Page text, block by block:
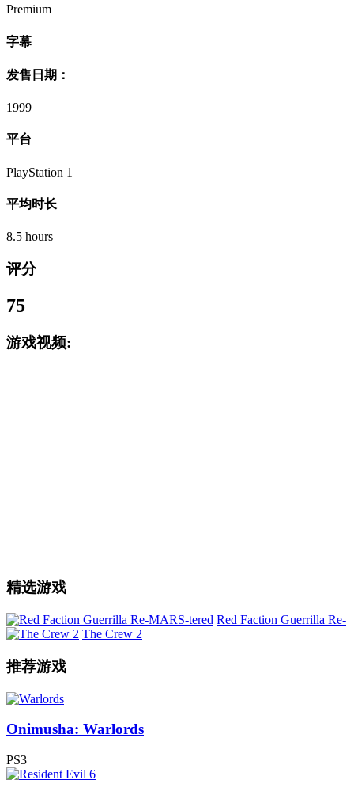
Premium
字幕
发售日期：
1999
平台
PlayStation 1
平均时长
8.5 hours
评分
75
游戏视频:
精选游戏
Red Faction Guerrilla Re-
The Crew 2
推荐游戏
Onimusha: Warlords
PS3